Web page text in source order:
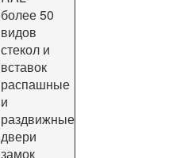
более 50
видов
стекол и
вставок
распашные
и
раздвижные
двери
замок